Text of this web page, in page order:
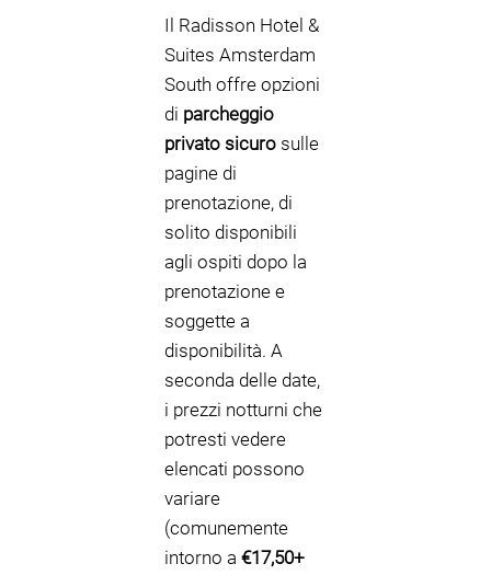
Il Radisson Hotel &
Suites Amsterdam
South offre opzioni
di parcheggio
privato sicuro sulle
pagine di
prenotazione, di
solito disponibili
agli ospiti dopo la
prenotazione e
soggette a
disponibilità. A
seconda delle date,
i prezzi notturni che
potresti vedere
elencati possono
variare
(comunemente
intorno a €17,50+